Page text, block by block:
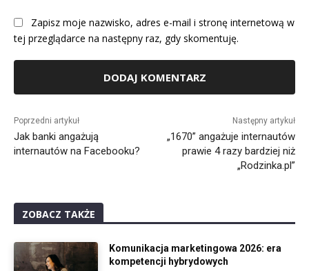
Zapisz moje nazwisko, adres e-mail i stronę internetową w
tej przeglądarce na następny raz, gdy skomentuję.
Poprzedni artykuł
Jak banki angażują
internautów na Facebooku?
Następny artykuł
„1670” angażuje internautów
prawie 4 razy bardziej niż
„Rodzinka.pl”
ZOBACZ TAKŻE
Komunikacja marketingowa 2026: era
kompetencji hybrydowych